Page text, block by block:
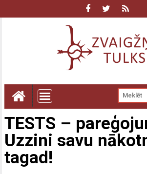
TESTS –
Uzzini savu
tagad!